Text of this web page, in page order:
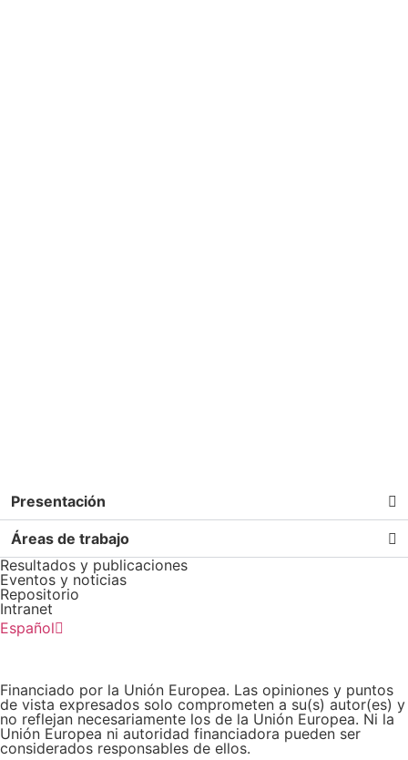
Presentación
Áreas de trabajo
Resultados y publicaciones
Eventos y noticias
Repositorio
Intranet
Español
English
Português
Financiado por la Unión Europea. Las opiniones y puntos
de vista expresados solo comprometen a su(s) autor(es) y
no reflejan necesariamente los de la Unión Europea. Ni la
Unión Europea ni autoridad financiadora pueden ser
considerados responsables de ellos.